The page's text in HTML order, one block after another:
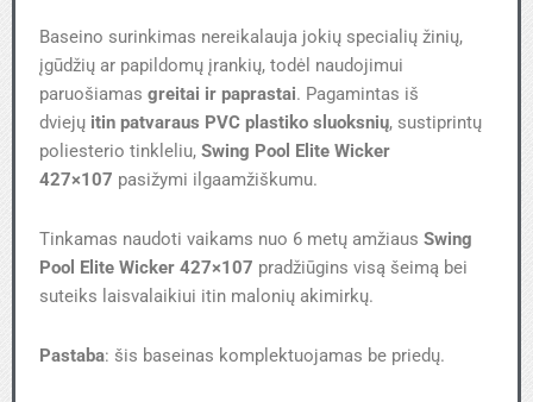
Baseino surinkimas nereikalauja jokių specialių žinių,
įgūdžių ar papildomų įrankių, todėl naudojimui
paruošiamas greitai ir paprastai. Pagamintas iš
dviejų itin patvaraus PVC plastiko sluoksnių, sustiprintų
poliesterio tinkleliu, Swing Pool Elite Wicker
427×107 pasižymi ilgaamžiškumu.
Tinkamas naudoti vaikams nuo 6 metų amžiaus Swing
Pool Elite Wicker 427×107 pradžiūgins visą šeimą bei
suteiks laisvalaikiui itin malonių akimirkų.
Pastaba: šis baseinas komplektuojamas be priedų.